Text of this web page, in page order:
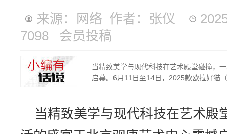
来源：网络 作者：张仪
7098 会员投稿
当精致美学与现代科技在艺术殿堂碰撞，
启幕。6月11日至14日，2025款欧拉好猫
当精致美学与现代科技在艺术殿